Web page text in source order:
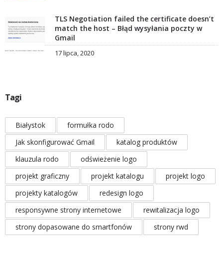
TLS Negotiation failed the certificate doesn’t
match the host – Błąd wysyłania poczty w
Gmail
17 lipca, 2020
Tagi
Białystok
formułka rodo
Jak skonfigurować Gmail
katalog produktów
klauzula rodo
odświeżenie logo
projekt graficzny
projekt katalogu
projekt logo
projekty katalogów
redesign logo
responsywne strony internetowe
rewitalizacja logo
strony dopasowane do smartfonów
strony rwd